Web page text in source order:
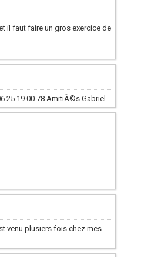
il faut faire un gros exercice de
Gabriel.
venu plusiers fois chez mes